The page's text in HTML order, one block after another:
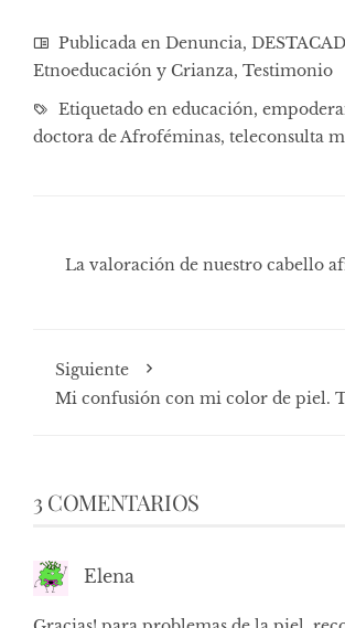
Publicada en Denuncia,
Etnoeducación y Crianza, Testimonio
Etiquetado en educación,
doctora de Afroféminas, teleconsulta
La valoración de nuestro cabello
Siguiente
Mi confusión con mi color de piel.
3 COMENTARIOS
Elena